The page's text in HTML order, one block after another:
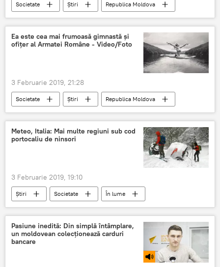
Societate Știri
Republica Moldova
sexy
rusoaica
Ea este cea mai frumoasă gimnastă și
ofițer al Armatei Române - Video/Foto
3 Februarie 2019, 21:28
Societate Știri Republica Moldova
Meteo, Italia: Mai multe regiuni sub cod
portocaliu de ninsori
3 Februarie 2019, 19:10
Știri Societate
În lume
Italia
cod portocaliu ninsoare
Pasiune inedită: Din simplă întâmplare,
un moldovean colecționează carduri
bancare